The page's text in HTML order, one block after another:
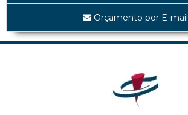
MATELASSÊ *EDIÇÃO LIMITADA*
SHINE BLACK *EDIÇÃO LIMITADA*
WHITE LINEA *EDIÇÃO LIMITADA*
Orçamento por E-mail